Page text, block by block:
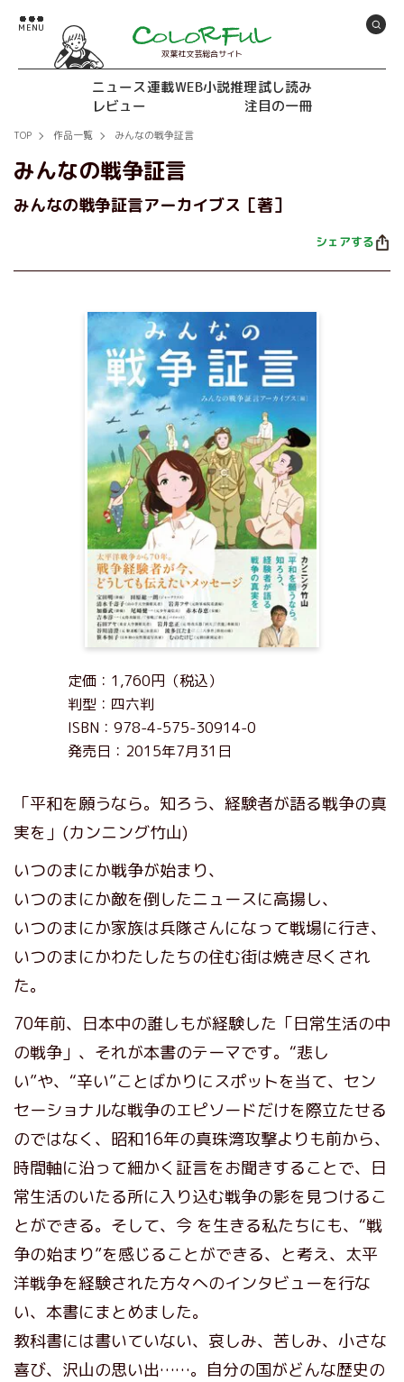
双葉社文芸総合サイト
ニュース連載WEB小説推理試し読み
レビュー
注目の一冊
TOP 作品一覧 みんなの戦争証言
みんなの戦争証言
みんなの戦争証言アーカイブス［著］
シェアする
定価：1,760円（税込）
判型：四六判
ISBN：978-4-575-30914-0
発売日：2015年7月31日
「平和を願うなら。知ろう、経験者が語る戦争の真
実を」(カンニング竹山)
いつのまにか戦争が始まり、
いつのまにか敵を倒したニュースに高揚し、
いつのまにか家族は兵隊さんになって戦場に行き、
いつのまにかわたしたちの住む街は焼き尽くされ
た。
70年前、日本中の誰しもが経験した「日常生活の中
の戦争」、それが本書のテーマです。“悲し
い”や、“辛い”ことばかりにスポットを当て、セン
セーショナルな戦争のエピソードだけを際立たせる
のではなく、昭和16年の真珠湾攻撃よりも前から、
時間軸に沿って細かく証言をお聞きすることで、日
常生活のいたる所に入り込む戦争の影を見つけるこ
とができる。そして、今 を生きる私たちにも、“戦
争の始まり”を感じることができる、と考え、太平
洋戦争を経験された方々へのインタビューを行な
い、本書にまとめました。
教科書には書いていない、哀しみ、苦しみ、小さな
喜び、沢山の思い出……。自分の国がどんな歴史の